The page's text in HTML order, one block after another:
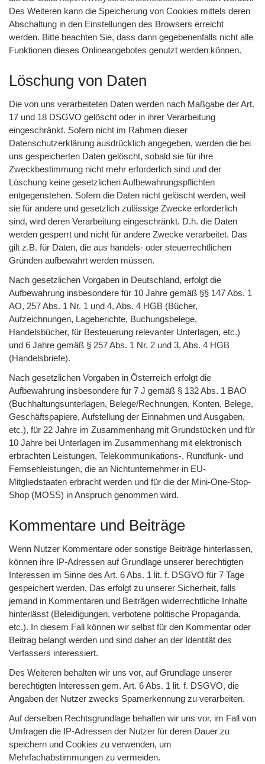
Des Weiteren kann die Speicherung von Cookies mittels deren
Abschaltung in den Einstellungen des Browsers erreicht
werden. Bitte beachten Sie, dass dann gegebenenfalls nicht alle
Funktionen dieses Onlineangebotes genutzt werden können.
Löschung von Daten
Die von uns verarbeiteten Daten werden nach Maßgabe der Art.
17 und 18 DSGVO gelöscht oder in ihrer Verarbeitung
eingeschränkt. Sofern nicht im Rahmen dieser
Datenschutzerklärung ausdrücklich angegeben, werden die bei
uns gespeicherten Daten gelöscht, sobald sie für ihre
Zweckbestimmung nicht mehr erforderlich sind und der
Löschung keine gesetzlichen Aufbewahrungspflichten
entgegenstehen. Sofern die Daten nicht gelöscht werden, weil
sie für andere und gesetzlich zulässige Zwecke erforderlich
sind, wird deren Verarbeitung eingeschränkt. D.h. die Daten
werden gesperrt und nicht für andere Zwecke verarbeitet. Das
gilt z.B. für Daten, die aus handels- oder steuerrechtlichen
Gründen aufbewahrt werden müssen.
Nach gesetzlichen Vorgaben in Deutschland, erfolgt die
Aufbewahrung insbesondere für 10 Jahre gemäß §§ 147 Abs. 1
AO, 257 Abs. 1 Nr. 1 und 4, Abs. 4 HGB (Bücher,
Aufzeichnungen, Lageberichte, Buchungsbelege,
Handelsbücher, für Besteuerung relevanter Unterlagen, etc.)
und 6 Jahre gemäß § 257 Abs. 1 Nr. 2 und 3, Abs. 4 HGB
(Handelsbriefe).
Nach gesetzlichen Vorgaben in Österreich erfolgt die
Aufbewahrung insbesondere für 7 J gemäß § 132 Abs. 1 BAO
(Buchhaltungsunterlagen, Belege/Rechnungen, Konten, Belege,
Geschäftspapiere, Aufstellung der Einnahmen und Ausgaben,
etc.), für 22 Jahre im Zusammenhang mit Grundstücken und für
10 Jahre bei Unterlagen im Zusammenhang mit elektronisch
erbrachten Leistungen, Telekommunikations-, Rundfunk- und
Fernsehleistungen, die an Nichtunternehmer in EU-
Mitgliedstaaten erbracht werden und für die der Mini-One-Stop-
Shop (MOSS) in Anspruch genommen wird.
Kommentare und Beiträge
Wenn Nutzer Kommentare oder sonstige Beiträge hinterlassen,
können ihre IP-Adressen auf Grundlage unserer berechtigten
Interessen im Sinne des Art. 6 Abs. 1 lit. f. DSGVO für 7 Tage
gespeichert werden. Das erfolgt zu unserer Sicherheit, falls
jemand in Kommentaren und Beiträgen widerrechtliche Inhalte
hinterlässt (Beleidigungen, verbotene politische Propaganda,
etc.). In diesem Fall können wir selbst für den Kommentar oder
Beitrag belangt werden und sind daher an der Identität des
Verfassers interessiert.
Des Weiteren behalten wir uns vor, auf Grundlage unserer
berechtigten Interessen gem. Art. 6 Abs. 1 lit. f. DSGVO, die
Angaben der Nutzer zwecks Spamerkennung zu verarbeiten.
Auf derselben Rechtsgrundlage behalten wir uns vor, im Fall von
Umfragen die IP-Adressen der Nutzer für deren Dauer zu
speichern und Cookies zu verwenden, um
Mehrfachabstimmungen zu vermeiden.